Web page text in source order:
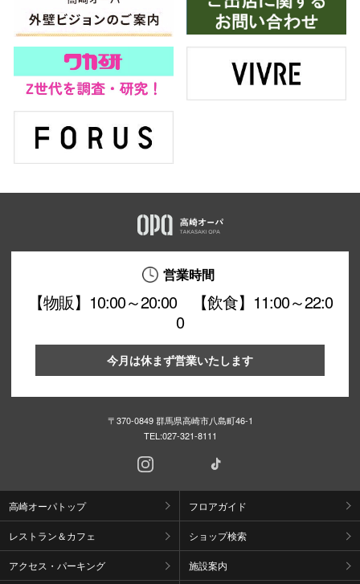
営業時間
【物販】10:00～20:00 【飲食】11:00～22:0
0
今月は休まず営業いたします
〒370-0849 群馬県高崎市八島町46-1
TEL:027-321-8111
高崎オーパトップ フロアガイド
レストラン＆カフェ ショップ検索
アクセス・パーキング 施設案内